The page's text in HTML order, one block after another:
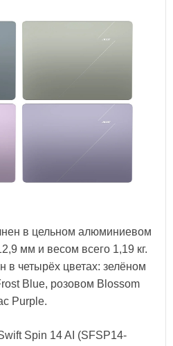
в цельном алюминиевом
мм и весом всего 1,19 кг.
в четырёх цветах: зелёном
Blue, розовом Blossom
Purple.
Spin 14 AI (SFSP14-